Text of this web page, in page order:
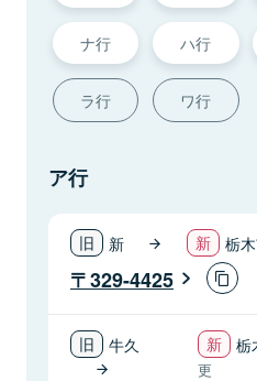
ナ行 ハ行
ラ行 ワ行
ア行
新 栃
329-4425
牛久 栃
更